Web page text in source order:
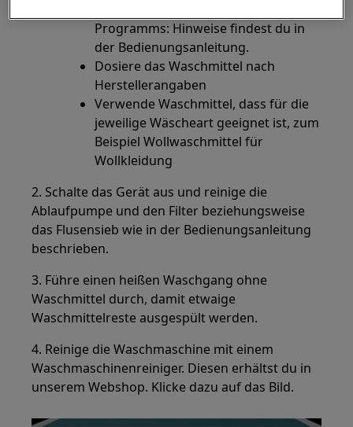
Programms: Hinweise findest du in
der Bedienungsanleitung.
Dosiere das Waschmittel nach
Herstellerangaben
Verwende Waschmittel, dass für die
jeweilige Wäscheart geeignet ist, zum
Beispiel Wollwaschmittel für
Wollkleidung
2. Schalte das Gerät aus und reinige die
Ablaufpumpe und den Filter beziehungsweise
das Flusensieb wie in der Bedienungsanleitung
beschrieben.
3. Führe einen heißen Waschgang ohne
Waschmittel durch, damit etwaige
Waschmittelreste ausgespült werden.
4. Reinige die Waschmaschine mit einem
Waschmaschinenreiniger. Diesen erhältst du in
unserem Webshop. Klicke dazu auf das Bild.